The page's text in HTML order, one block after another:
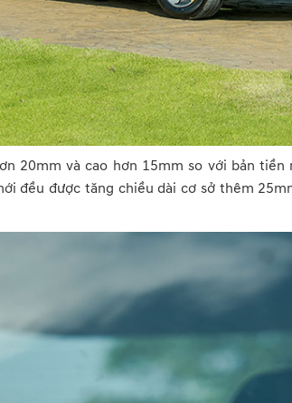
20mm và cao hơn 15mm so với bản
đều được tăng chiều dài cơ sở thêm